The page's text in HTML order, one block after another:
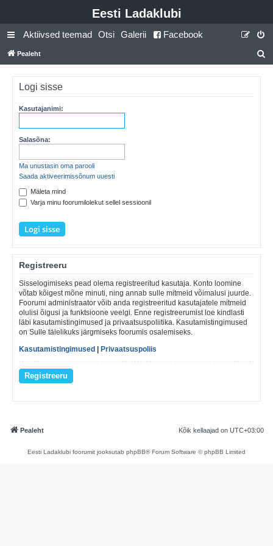
Eesti Ladaklubi
Aktiivsed teemad Otsi Galerii Facebook
Pealeht
t
Logi sisse
Kasutajanimi:
Salasõna:
Ma unustasin oma parooli
Saada aktiveerimissõnum uuesti
Mäleta mind
Varja minu foorumilolekut sellel sessioonil
Registreeru
Sisselogimiseks pead olema registreeritud kasutaja. Konto loomine
võtab kõigest mõne minuti, ning annab sulle mitmeid võimalusi juurde.
Foorumi administraator võib anda registreeritud kasutajatele mitmeid
olulisi õigusi ja funktsioone veelgi. Enne registreerumist loe kindlasti
läbi kasutamistingimused ja privaatsuspoliitika. Kasutamistingimused
on Sulle täielikuks järgmiseks foorumis osalemiseks.
Kasutamistingimused
Privaatsuspoliis
Registreeru
Pealeht Kõik kellaajad on UTC+03:00
Eesti Ladaklubi foorumit jooksutab phpBB® Forum Software © phpBB Limited